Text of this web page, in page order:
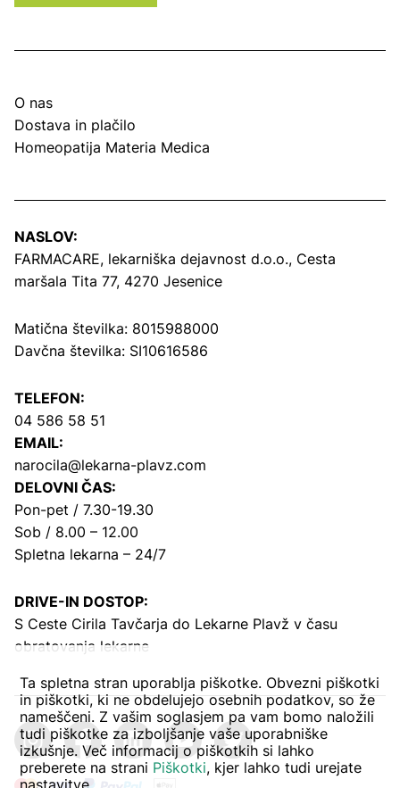
O nas
Dostava in plačilo
Homeopatija Materia Medica
NASLOV:
FARMACARE, lekarniška dejavnost d.o.o., Cesta
maršala Tita 77, 4270 Jesenice
Matična številka: 8015988000
Davčna številka: SI10616586
TELEFON:
04 586 58 51
EMAIL:
narocila@lekarna-plavz.com
DELOVNI ČAS:
Pon-pet / 7.30-19.30
Sob / 8.00 – 12.00
Spletna lekarna – 24/7
DRIVE-IN DOSTOP:
S Ceste Cirila Tavčarja do Lekarne Plavž v času
obratovanja lekarne
Ta spletna stran uporablja piškotke. Obvezni piškotki
in piškotki, ki ne obdelujejo osebnih podatkov, so že
nameščeni. Z vašim soglasjem pa vam bomo naložili
tudi piškotke za izboljšanje vaše uporabniške
izkušnje. Več informacij o piškotkih si lahko
preberete na strani Piškotki, kjer lahko tudi urejate
nastavitve.